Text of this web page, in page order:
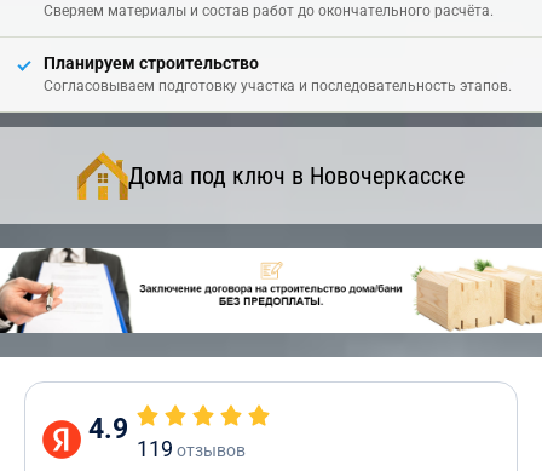
Сверяем материалы и состав работ до окончательного расчёта.
Планируем строительство
Согласовываем подготовку участка и последовательность этапов.
Дома под ключ в Новочеркасске
4.9
119 отзывов